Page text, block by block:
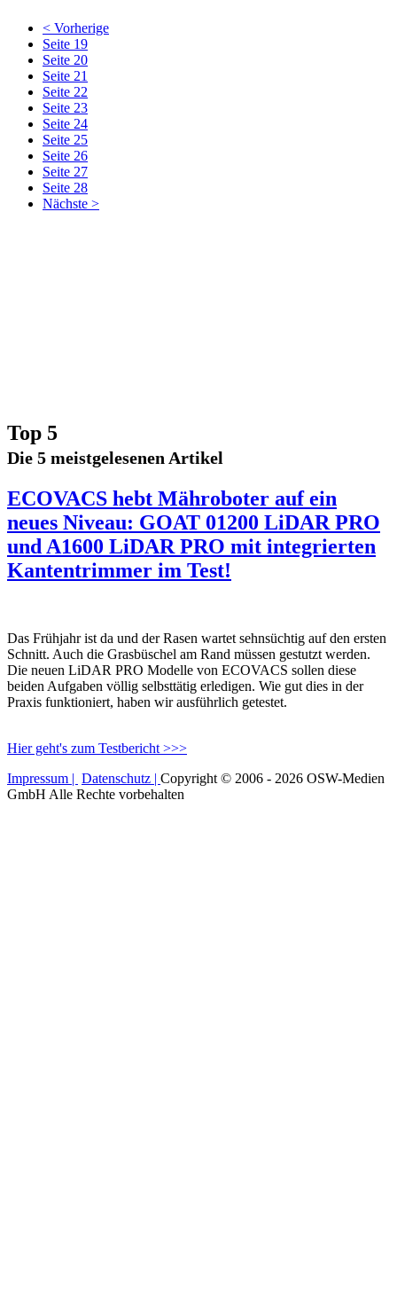
< Vorherige
Seite 19
Seite 20
Seite 21
Seite 22
Seite 23
Seite 24
Seite 25
Seite 26
Seite 27
Seite 28
Nächste >
Top 5
Die 5 meistgelesenen Artikel
ECOVACS hebt Mähroboter auf ein
neues Niveau: GOAT 01200 LiDAR PRO
und A1600 LiDAR PRO mit integrierten
Kantentrimmer im Test!
Das Frühjahr ist da und der Rasen wartet sehnsüchtig auf den ersten
Schnitt. Auch die Grasbüschel am Rand müssen gestutzt werden.
Die neuen LiDAR PRO Modelle von ECOVACS sollen diese
beiden Aufgaben völlig selbsttätig erledigen. Wie gut dies in der
Praxis funktioniert, haben wir ausführlich getestet.
Hier geht's zum Testbericht >>>
Impressum | Datenschutz | Copyright © 2006 - 2026 OSW-Medien
GmbH Alle Rechte vorbehalten